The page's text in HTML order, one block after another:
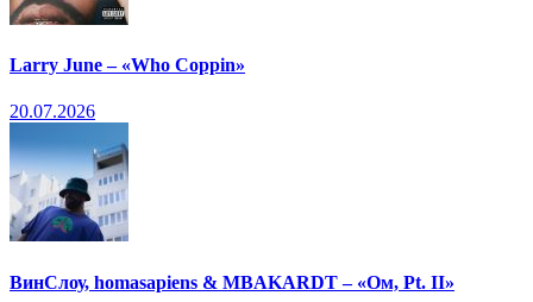
Larry June – «Who Coppin»
20.07.2026
ВинСлоу, homasapiens & MBAKARDT – «Ом, Pt. II»